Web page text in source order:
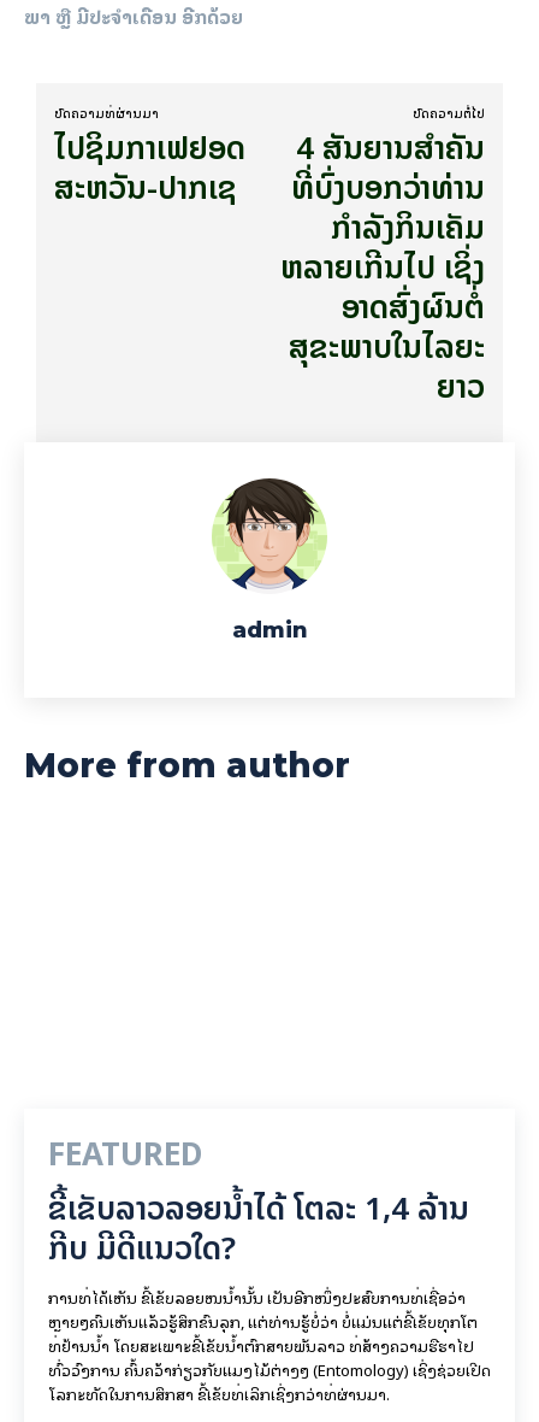
ພາ ຫຼື ມີປະຈຳເດືອນ ອີກດ້ວຍ
ບົດ​ຄວາມ​ທີ່​ຜ່ານ​ມາ
ໄປຊິມກາເຟຢອດ
ສະຫວັນ-ປາກເຊ
ບົດ​ຄວາມ​ຕໍ່​ໄປ
4 ສັນຍານສຳຄັນ
ທີ່ບົ່ງບອກວ່າທ່ານ
ກຳລັງກິນເຄັມ
ຫລາຍເກີນໄປ ເຊິ່ງ
ອາດສົ່ງຜົນຕໍ່
ສຸຂະພາບໃນໄລຍະ
ຍາວ
admin
More from author
FEATURED
ຂີ້ເຂັບລາວລອຍນ້ຳໄດ້ ໂຕລະ 1,4 ລ້ານ
ກີບ ມີດີແນວໃດ?
ການທີ່ໄດ້ເຫັນ ຂີ້ເຂັບລອຍໜີນ້ຳນັ້ນ ເປັນອີກໜຶ່ງປະສົບການທີ່ເຊື່ອວ່າ
ຫຼາຍໆຄົນເຫັນແລ້ວຮູ້ສຶກຂົນລຸກ, ແຕ່ທ່ານຮູ້ບໍ່ວ່າ ບໍ່ແມ່ນແຕ່ຂີ້ເຂັບທຸກໂຕ
ທີ່ຢ້ານນ້ຳ ໂດຍສະເພາະຂີ້ເຂັບນ້ຳຕົກສາຍພັນລາວ ທີ່ສ້າງຄວາມຮືຮາໄປ
ທົ່ວວົງການ ຄົ້ນຄວ້າກ່ຽວກັບແມງໄມ້ຕ່າງໆ (Entomology) ເຊິ່ງຊ່ວຍເປີດ
ໂລກະທັດໃນການສຶກສາ ຂີ້ເຂັບທີ່ເລິກເຊິ່ງກວ່າທີ່ຜ່ານມາ.